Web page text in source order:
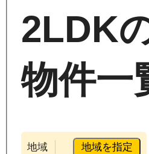
2LDK
物件一
地域 地域を指定